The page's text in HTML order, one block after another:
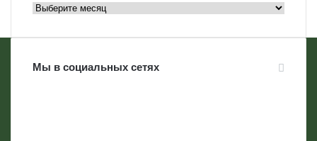
Архивы
Мы в социальных сетях